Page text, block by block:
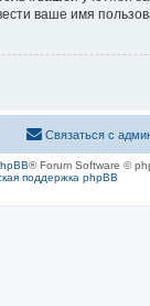
ваше имя
Связаться с
® Forum Software ©
поддержка phpBB